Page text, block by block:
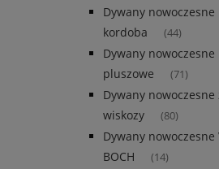
Dywany nowoczesne
kordoba
(44)
Dywany nowoczesne
pluszowe
(71)
Dywany nowoczesne
wiskozy
(80)
Dywany
BOCH
(14)